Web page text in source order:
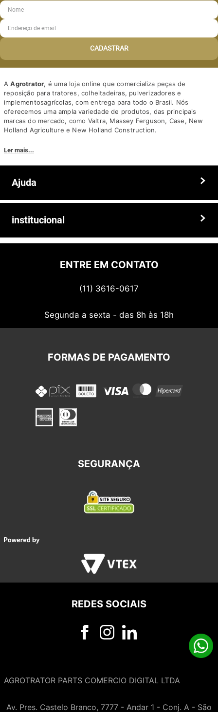
CADASTRAR
AAgrotrator, é uma loja online que comercializa peças de
reposição para tratores, colheitadeiras, pulverizadores e
implementosagrícolas, com entrega para todo o Brasil. Nós
oferecemos uma ampla variedade de produtos, das principais
marcas do mercado, como Valtra, Massey Ferguson, Case, New
Holland Agriculture e New Holland Construction.
competitivos. Nós também oferecemos um atendimento
personalizado, com equipe de profissionais altamente capacitados
Somos a solução ideal para quem busca peças e acessórios agrícolas
Ler mais...
Ajuda
Prazos e entregas
institucional
Quem somos
Politica de privacidadeENTRE EM CONTATO
(11) 3616-0617
Segunda a sexta - das 8h às 18h
FORMAS DE PAGAMENTO
SEGURANÇA
REDES SOCIAIS
AGROTRATOR PARTS COMERCIO DIGITAL LTDA
Av. Pres. Castelo Branco, 7777 - Andar 1 - Conj. A - São